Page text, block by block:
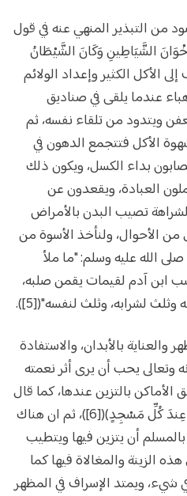
من التبذير المنهي عنه في قول
الشَّيَاطِينِ وَكَانَ الشَّيْطَانُ
إلى الأكل الكثير وإعداد الولائم
عندما يلقى في صناديق
ويتدود من تلقاء نفسه، ثم
الأكل فتتجمع الدهون في
بداء الكسل، ويكون ذلك
العبادة، ويقعدون عن
تصيب البدن بالأمراض
الأحوال، ولنأخذ الأسوة من
الله عليه وسلم: "ما ملأ
ابن آدم لقيمات يقمن صلبه،
لشرابه، وثلث لنفسه"([5]).
بالأبدان، والاستفادة
وتعالى يحب أن يرى أثر نعمته
بالتزين عندها، كما قال
تعالى: (يَا بَنِي آدَمَ خُذُواْ زِينَتَكُمْ عِندَ كُلِّ مَسْجِدٍ)([6])، ثم ان هناك
أن يتزين فيها ويتطيب
الزينة والمغالاة فيها كما
شيء، ويمتد الإسراف في المظهر